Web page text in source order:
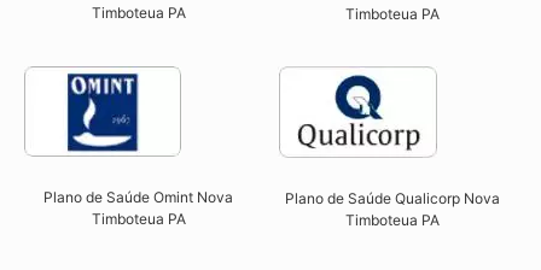
Timboteua PA
Timboteua PA
Plano de Saúde Omint Nova
Timboteua PA​
Plano de Saúde Qualicorp Nova
Timboteua PA​